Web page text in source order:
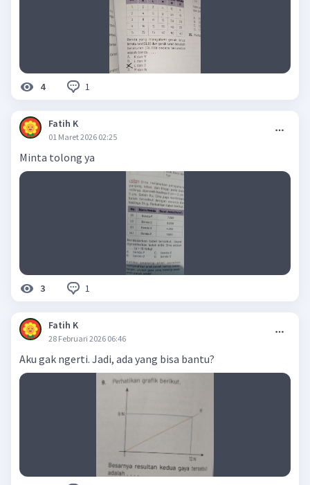
4 1
Fatih K
01 Maret 2026 02:25
Minta tolong ya
3 1
Fatih K
28 Februari 2026 06:46
Aku gak ngerti. Jadi, ada yang bisa bantu?